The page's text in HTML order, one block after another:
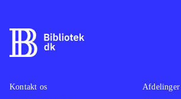
versionen af FIFA 13 ikke med her,
fx skill games og ultimate team,
minder det mere om FIFA 12, blot
Kontakt os
Afdelinger